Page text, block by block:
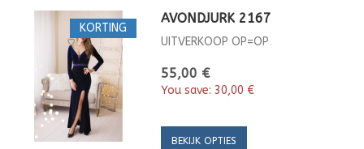
KORTING
AVONDJURK 2167
UITVERKOOP OP=OP
55,00 €
You save: 30,00 €
BEKIJK OPTIES